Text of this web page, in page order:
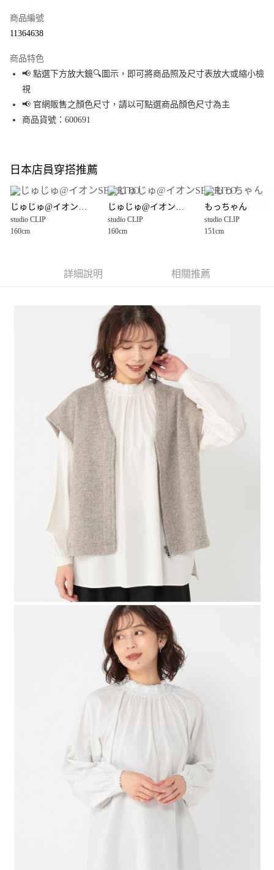
信用卡一次付款
Apple Pay
街口支付
悠遊付
全盈+PAY
大哥付你分期
【大哥付你分期使用說明】
1.本服務由台灣大哥大提供，台灣大哥大用戶可立即使用無須另外申請。
2.付款方式選擇「大哥付你分期」，訂單成立後會自動跳轉到大哥付的交易
3.實際核准額度、可分期數及費用金額請依後續交易確認頁面所載為準。
4.訂單成立30分鐘內，如未前往確認交易或遇審核未通過，訂單將自動取
1.分期款項不併入電信帳單，「大哥付你分期」於每月結算日後寄送繳費提
2.透過簡訊連結打開帳單後，可選擇「超商條碼／台灣大直營門市／銀行轉
帳／街口支付／iPASS MONEY」等通路繳費。
1.本服務係由「台灣大哥大股份有限公司」（以下簡稱本公司）所提供，讓
用戶於交易時，得透過本服務購買商品或服務，並由商店將買賣／分期付款
買賣價金債權讓與本公司後，依約使用本公司帳單繳交帳款。
2.基於同意付款使用「大哥付你分期」之契約關係目的，商店將以您的個人
資料（包含姓名、電話或地址）提供予台灣大哥大進項蒐集、處理及利用，
由本公司與您本人進行分期帳單所需資料之確認、核對及更正。
3.完整用戶服務條款，請詳閱以下連結：
https://oppay.tw/userRule
AFTEE先享後付
３．安心：先確認商品／服務後，再付款。
【「AFTEE先享後付」結帳流程】
１．於結帳方式選擇「AFTEE先享後付」後，將跳轉至「AFTEE先享後付」
結帳頁面，進行簡訊認證並確認金額後，即可完成結帳。
２．訂單成立數日內，您將收到繳費通知簡訊。
３．收到繳費通知簡訊後14天內，點擊此簡訊中的連結，可透過四大超商／
ATM／網路銀行／等多元方式進行付款，方視為交易完成。
※ 請注意：結帳手續完成當下不需立刻繳費，但若您需要取消訂單，請聯絡
購買商品的店家。未經商家同意取消之訂單仍視為有效，需透過AFTEE先享
後付繳納相關費用。
※ 交易是否成功請以「AFTEE先享後付 」之結帳頁面顯示為準，若有關於
是否繳費成功／繳費後需取消欲退款等相關疑問，請聯繫「AFTEE先享後付
https://netprotections.freshdesk.com/support/home
１．透過由恩沛科技股份有限公司提供之「AFTEE先享後付」服務完成之交
易，需依本服務之必要範圍內提供個人資料，並將交易相關給付款項請求債
權轉讓予恩沛科技股份有限公司。
２．關於個人資料處理事宜，請瀏覽以下網址： https://aftee.tw/terms/#terms3
３．未成年的使用者請事先徵得法定代理人或監護人之同意方可使用
「AFTEE先享後付」，若未經同意申辦者引起之損失，本公司不負相關責
４．使用「AFTEE先享後付」時，將依據個別帳號之用戶狀況，依本公司即
時審查核予不同之上限額度；若仍有額度不足之情形，本公司將視審查結果
請求用戶進行身份認證。
５．嚴禁一人註冊多個帳號或使用他人資訊註冊。若發現惡意使用之情形，
恩沛科技股份有限公司將有權停止該用戶之使用額度並採取法律行動。
每筆NT$80，滿NT$1,500(含以上)免運費
每筆NT$80，滿NT$1,500(含以上)免運費
每筆NT$80，滿NT$1,500(含以上)免運費
付款後 7-11取貨
每筆NT$80，滿NT$1,500(含以上)免運費
每筆NT$80，滿NT$1,500(含以上)免運費
商品編號
11364638
商品特色
📢 點選下方放大鏡🔍圖示，即可將商品照及尺寸表放大或縮小檢
視
📢 官網販售之顏色尺寸，請以可點選商品顏色尺寸為主
商品貨號：600691
日本店員穿搭推薦
じゅじゅ@イオンSENRITO
studio CLIP
160cm
じゅじゅ@イオンSENRITO
studio CLIP
160cm
もっちゃん
studio CLIP
151cm
詳細說明 相關推薦